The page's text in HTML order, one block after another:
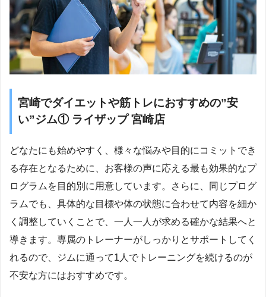
宮崎でダイエットや筋トレにおすすめの”安
い”ジム① ライザップ 宮崎店
どなたにも始めやすく、様々な悩みや目的にコミットでき
る存在となるために、お客様の声に応える最も効果的なプ
ログラムを目的別に用意しています。さらに、同じプログ
ラムでも、具体的な目標や体の状態に合わせて内容を細か
く調整していくことで、一人一人が求める確かな結果へと
導きます。専属のトレーナーがしっかりとサポートしてく
れるので、ジムに通って1人でトレーニングを続けるのが
不安な方にはおすすめです。